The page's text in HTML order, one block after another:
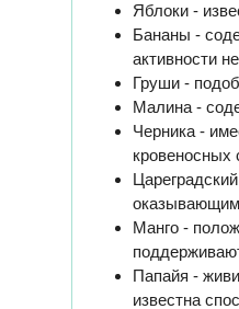
Яблоки -
Бананы -
активности
Груши -
Малина -
Черника -
кровеносных
Манго -
Папайя -
известна